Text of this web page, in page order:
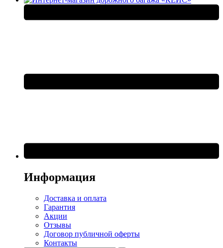
Информация
Доставка и оплата
Гарантия
Акции
Отзывы
Договор публичной оферты
Контакты